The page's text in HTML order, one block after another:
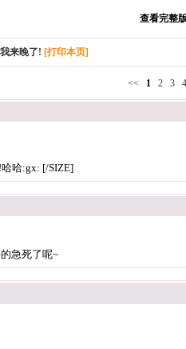
查看完整
来晚了! [打印本页]
<< 1 2 3
哈:gx: [/SIZE]
急死了呢~